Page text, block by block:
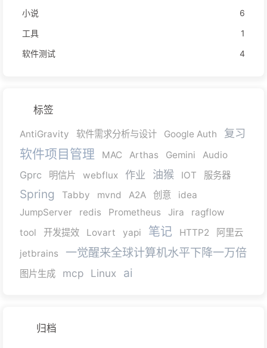
小说
6
工具
1
软件测试
4
标签
AntiGravity 软件需求分析与设计 Google Auth 复习
软件项目管理 MAC Arthas Gemini Audio
Gprc 明信片 webflux 作业 油猴 IOT 服务器
Spring Tabby mvnd A2A 创意
idea
JumpServer
redis Prometheus Jira
ragflow
tool
开发提效 Lovart yapi 笔记 HTTP2
阿里云
jetbrains
一觉醒来全球计算机水平下降一万倍
图片生成 mcp Linux ai
归档